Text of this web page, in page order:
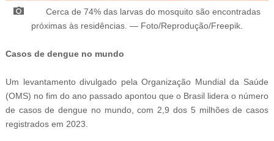
Cerca de 74% das larvas do mosquito são encontradas
próximas às residências. — Foto/Reprodução/Freepik.
Casos de dengue no mundo
Um levantamento divulgado pela Organização Mundial da Saúde
(OMS) no fim do ano passado apontou que o Brasil lidera o número
de casos de dengue no mundo, com 2,9 dos 5 milhões de casos
registrados em 2023.